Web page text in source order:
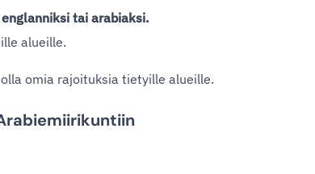
tai arabiaksi.
alueille.
omia rajoituksia tietyille alueille.